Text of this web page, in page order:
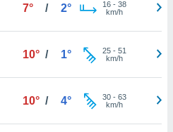
7° / 2° 16- 38
km/h
10° / 1° 25- 51
km/h
10° / 4° 30- 63
km/h